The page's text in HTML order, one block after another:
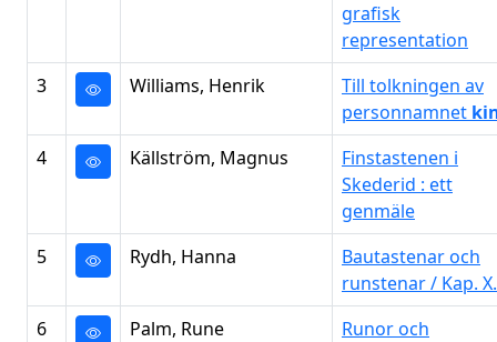
grafisk
representation
3
Williams, Henrik
Till tolkningen av
personnamnet
4
Källström, Magnus
Finstastenen i
Skederid : ett
genmäle
5
Rydh, Hanna
Bautastenar och
runstenar / Kap. X.
6
Palm, Rune
Runor och